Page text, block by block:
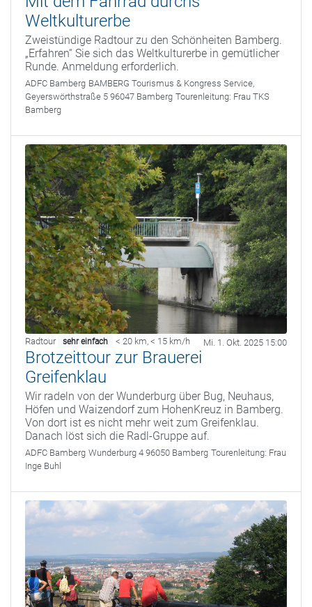
Weltkulturerbe
Zweistündige Radtour zu den Schönheiten Bamberg.
„Erfahren“ Sie sich das Weltkulturerbe in gemütlicher
Runde. Anmeldung erforderlich.
ADFC Bamberg BAMBERG Tourismus & Kongress Service,
Geyerswörthstraße 5 96047 Bamberg Tourenleitung: Frau TKS
Bamberg
Radtour sehr einfach < 20 km, < 15 km/h Mi. 1. Okt. 2025 15:00
Brotzeittour zur Brauerei
Greifenklau
Wir radeln von der Wunderburg über Bug, Neuhaus,
Höfen und Waizendorf zum HohenKreuz in Bamberg.
Von dort ist es nicht mehr weit zum Greifenklau.
Danach löst sich die Radl-Gruppe auf.
ADFC Bamberg Wunderburg 4 96050 Bamberg Tourenleitung: Frau
Inge Buhl